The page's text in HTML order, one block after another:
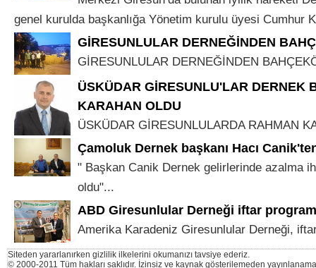
genel kurulda başkanlığa Yönetim kurulu üyesi Cumhur
GİRESUNLULAR DERNEĞİNDEN
GİRESUNLULAR DERNEĞİNDEN
ÜSKÜDAR GİRESUNLU'LAR DERNEK
KARAHAN OLDU
ÜSKÜDAR GİRESUNLULARDA RAHMAN
Çamoluk Dernek başkanı Hacı
" Başkan Canik Dernek gelirlerinde azalma
oldu"...
ABD Giresunlular Derneği iftar
Amerika Karadeniz Giresunlular Derneği,
Siteden yararlanırken gizlilik ilkelerini okumanızı tavsiye ederiz.
© 2000-2011 Tüm hakları saklıdır. İzinsiz ve kaynak gösterilemeden